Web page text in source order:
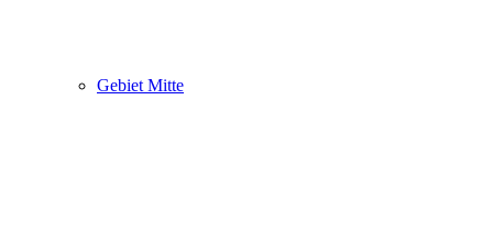
Gebiet Mitte